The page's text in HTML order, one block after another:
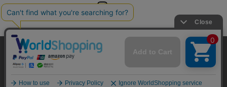
© TOKYO BASE CO., LTD
当サイトはクッキー(cookie)を使用します。クッキーはサイト内
の一部の機能および、サイトの使用状況の分析からマーケティ
ング活動に利用することを目的としています。
プライバシーポリシーはこちら